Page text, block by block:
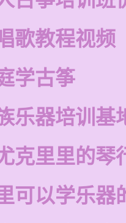
歌教程视频
学古筝
乐器培训基
克里里的琴
可以学乐器